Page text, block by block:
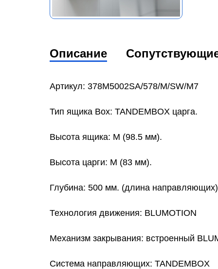
Описание
Артикул: 378M5002SA/578/M/SW/M7
Тип ящика Box: TANDEMBOX царга.
Высота ящика: M (98.5 мм).
Высота царги: M (83 мм).
Глубина: 500 мм. (длина
Технология движения: BLUMOTION
Механизм закрывания: встроенный
Система направляющих: TANDEMBOX